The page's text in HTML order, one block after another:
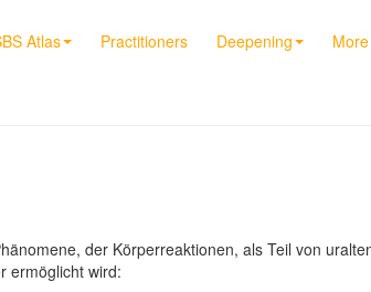
Atlas Practitioners Deepening More
der Körperreaktionen, als Teil von
ermöglicht wird: